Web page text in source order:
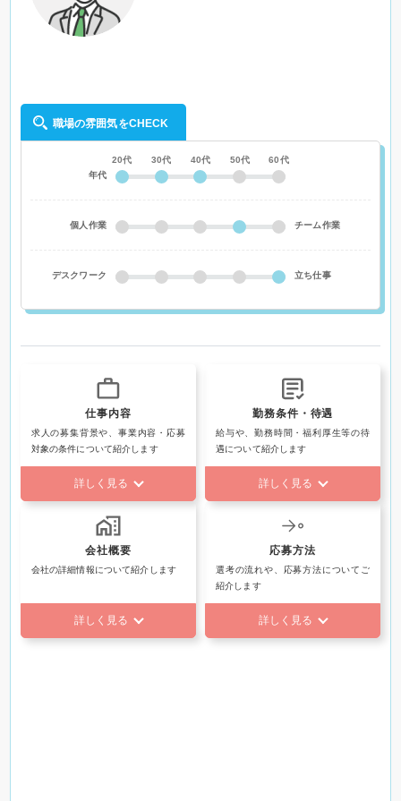
職場の雰囲気をCHECK
年代
20代 30代 40代 50代 60代
個人作業 チーム作業
デスクワーク 立ち仕事
仕事内容
求人の募集背景や、事業内容・応募
対象の条件について紹介します
詳しく見る
勤務条件・待遇
給与や、勤務時間・福利厚生等の待
遇について紹介します
詳しく見る
会社概要
会社の詳細情報について紹介します
詳しく見る
応募方法
選考の流れや、応募方法についてご
紹介します
詳しく見る